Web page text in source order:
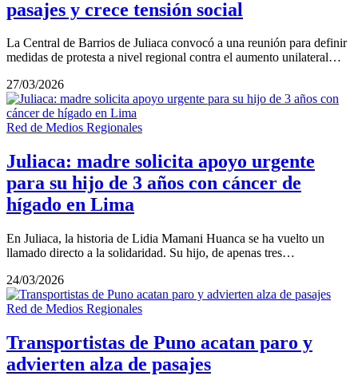
pasajes y crece tensión social
La Central de Barrios de Juliaca convocó a una reunión para definir
medidas de protesta a nivel regional contra el aumento unilateral…
27/03/2026
Red de Medios Regionales
Juliaca: madre solicita apoyo urgente
para su hijo de 3 años con cáncer de
hígado en Lima
En Juliaca, la historia de Lidia Mamani Huanca se ha vuelto un
llamado directo a la solidaridad. Su hijo, de apenas tres…
24/03/2026
Red de Medios Regionales
Transportistas de Puno acatan paro y
advierten alza de pasajes